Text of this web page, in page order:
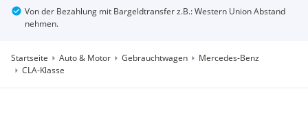
Von der Bezahlung mit Bargeldtransfer z.B.: Western Union Abstand
nehmen.
Startseite Auto & Motor Gebrauchtwagen
Mercedes-Benz
CLA-Klasse